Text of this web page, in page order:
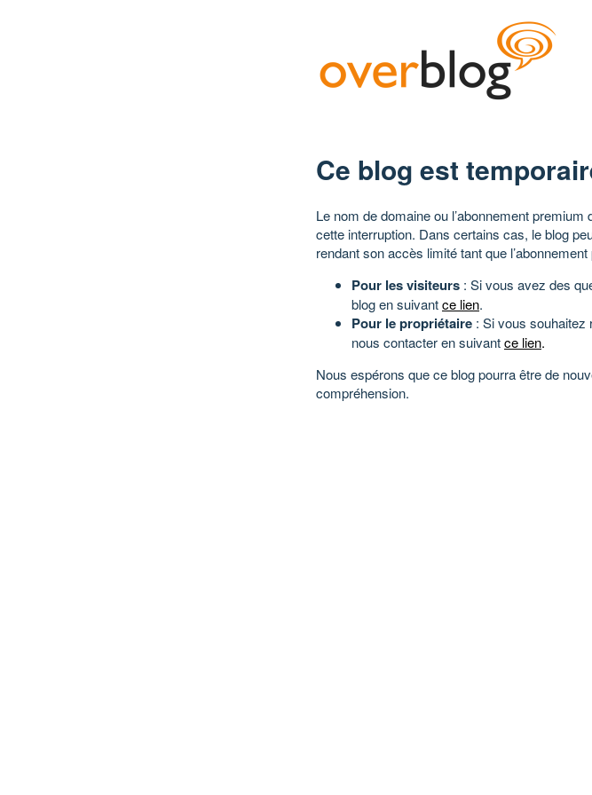
Ce blog est
Le nom de domaine ou l’abonnement
cette interruption. Dans certains cas, le blog
rendant son accès limité tant que
Pour les visiteurs : Si vous avez des
blog en suivantce lien.
Pour le propriétaire : Si vous souhaitez
nous contacter en suivantce lien.
Nous espérons que ce blog pourra être de
compréhension.